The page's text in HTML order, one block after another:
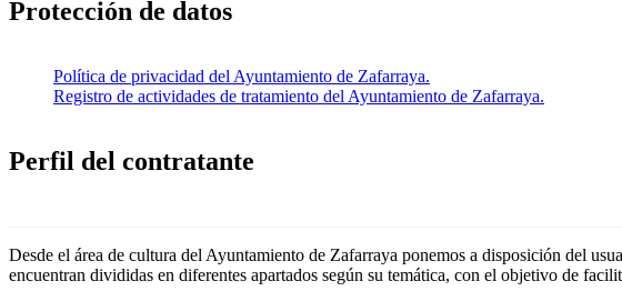
Protección de datos
Política de privacidad del Ayuntamiento de Zafarraya.
Registro de actividades de tratamiento del Ayuntamiento de Zafarraya.
Perfil del contratante
Desde el área de cultura del Ayuntamiento de Zafarraya ponemos a disposición del
encuentran divididas en diferentes apartados según su temática, con el objetivo de